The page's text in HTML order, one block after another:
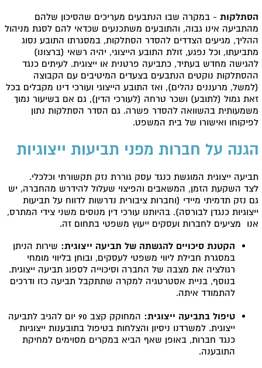
הסתלקות - במקרה שבו הנתבעים מעריכים שהסיכון שלהם
מהתביעה אינו גבוה, והתובעים משתכנעים שכדאי להם לסגת מניהול
ההליך, מגיעים הצדדים להסדר הסתלקות, במסגרתו התובע נסוג
מתביעתו, וכל נפגע, זולת התובע הייצוגי, יהיה רשאי (ברצונו)
להגישה מחדש בעתיד, כתביעה פרטנית או ייצוגית. לעיתים כנגד
ההסתלקות נוקטים הנתבעים בצעדים המיטיבים עם הקבוצה
(למשל, מרעננים נהלים), ואז התובע הייצוגי ועורכי דינו מקבלים בכל
זאת גמול (לתובע) ושכר טרחה (לעורכי הדין), גם אם בשיעור נמוך
משמעותית בהשוואה להסדר פשרה. גם הסדר הסתלקות נתון
לפיקוחו ואישורו של בית המשפט.
הגנה על חברות מפני תביעות ייצוגיות
תביעה ייצוגית המוגשת כנגד עסק גוררת נזק תקשורתי וכלכלי.
לצד השקעת הזמן, המשאבים והפיצוי שעלול להידרש מהחברה, יש
גם נזק תדמיתי מיידי (וחברות ציבורית נדרשות לדווח על תביעות
ייצוגיות כנגדן לבורסה). בהיותנו עורכי דין מנוסים משני צידי המתרס,
אנו מציעים לחברות ועסקים ייעוץ משפטי בתחום זה.
הקטנת סיכויים להגשתה של תביעה ייצוגית: שירות הניתן
במסגרת חבילת ליווי משפטי לעסקים, ובוחן בליווי מומחי
רגולציה את מצבה של החברה וסיכוייה לספוג תביעה ייצוגית.
בנוסף, בניית אסטרטגיה למקרה שתתקבל תביעה כזו ודרכים
להתמודד איתה.
טיפול בתביעה ייצוגית:
המחוקק קצב 90 יום להגיב לתביעה
ייצוגית. למשרדנו ניסיון והצלחות בטיפול בתובענות ייצוגיות
כנגד חברות, באופן שאף הביא במקרים מסוימים למחיקת
התובענה.